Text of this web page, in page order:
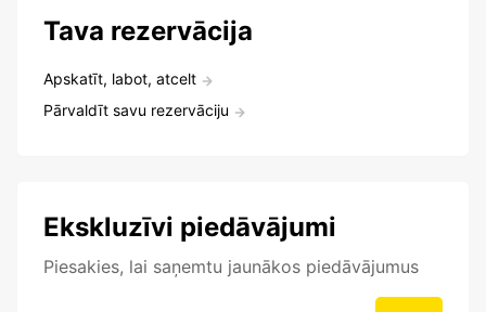
Tava rezervācija
Apskatīt, labot, atcelt
Pārvaldīt savu rezervāciju
Ekskluzīvi piedāvājumi
Piesakies, lai saņemtu jaunākos piedāvājumus